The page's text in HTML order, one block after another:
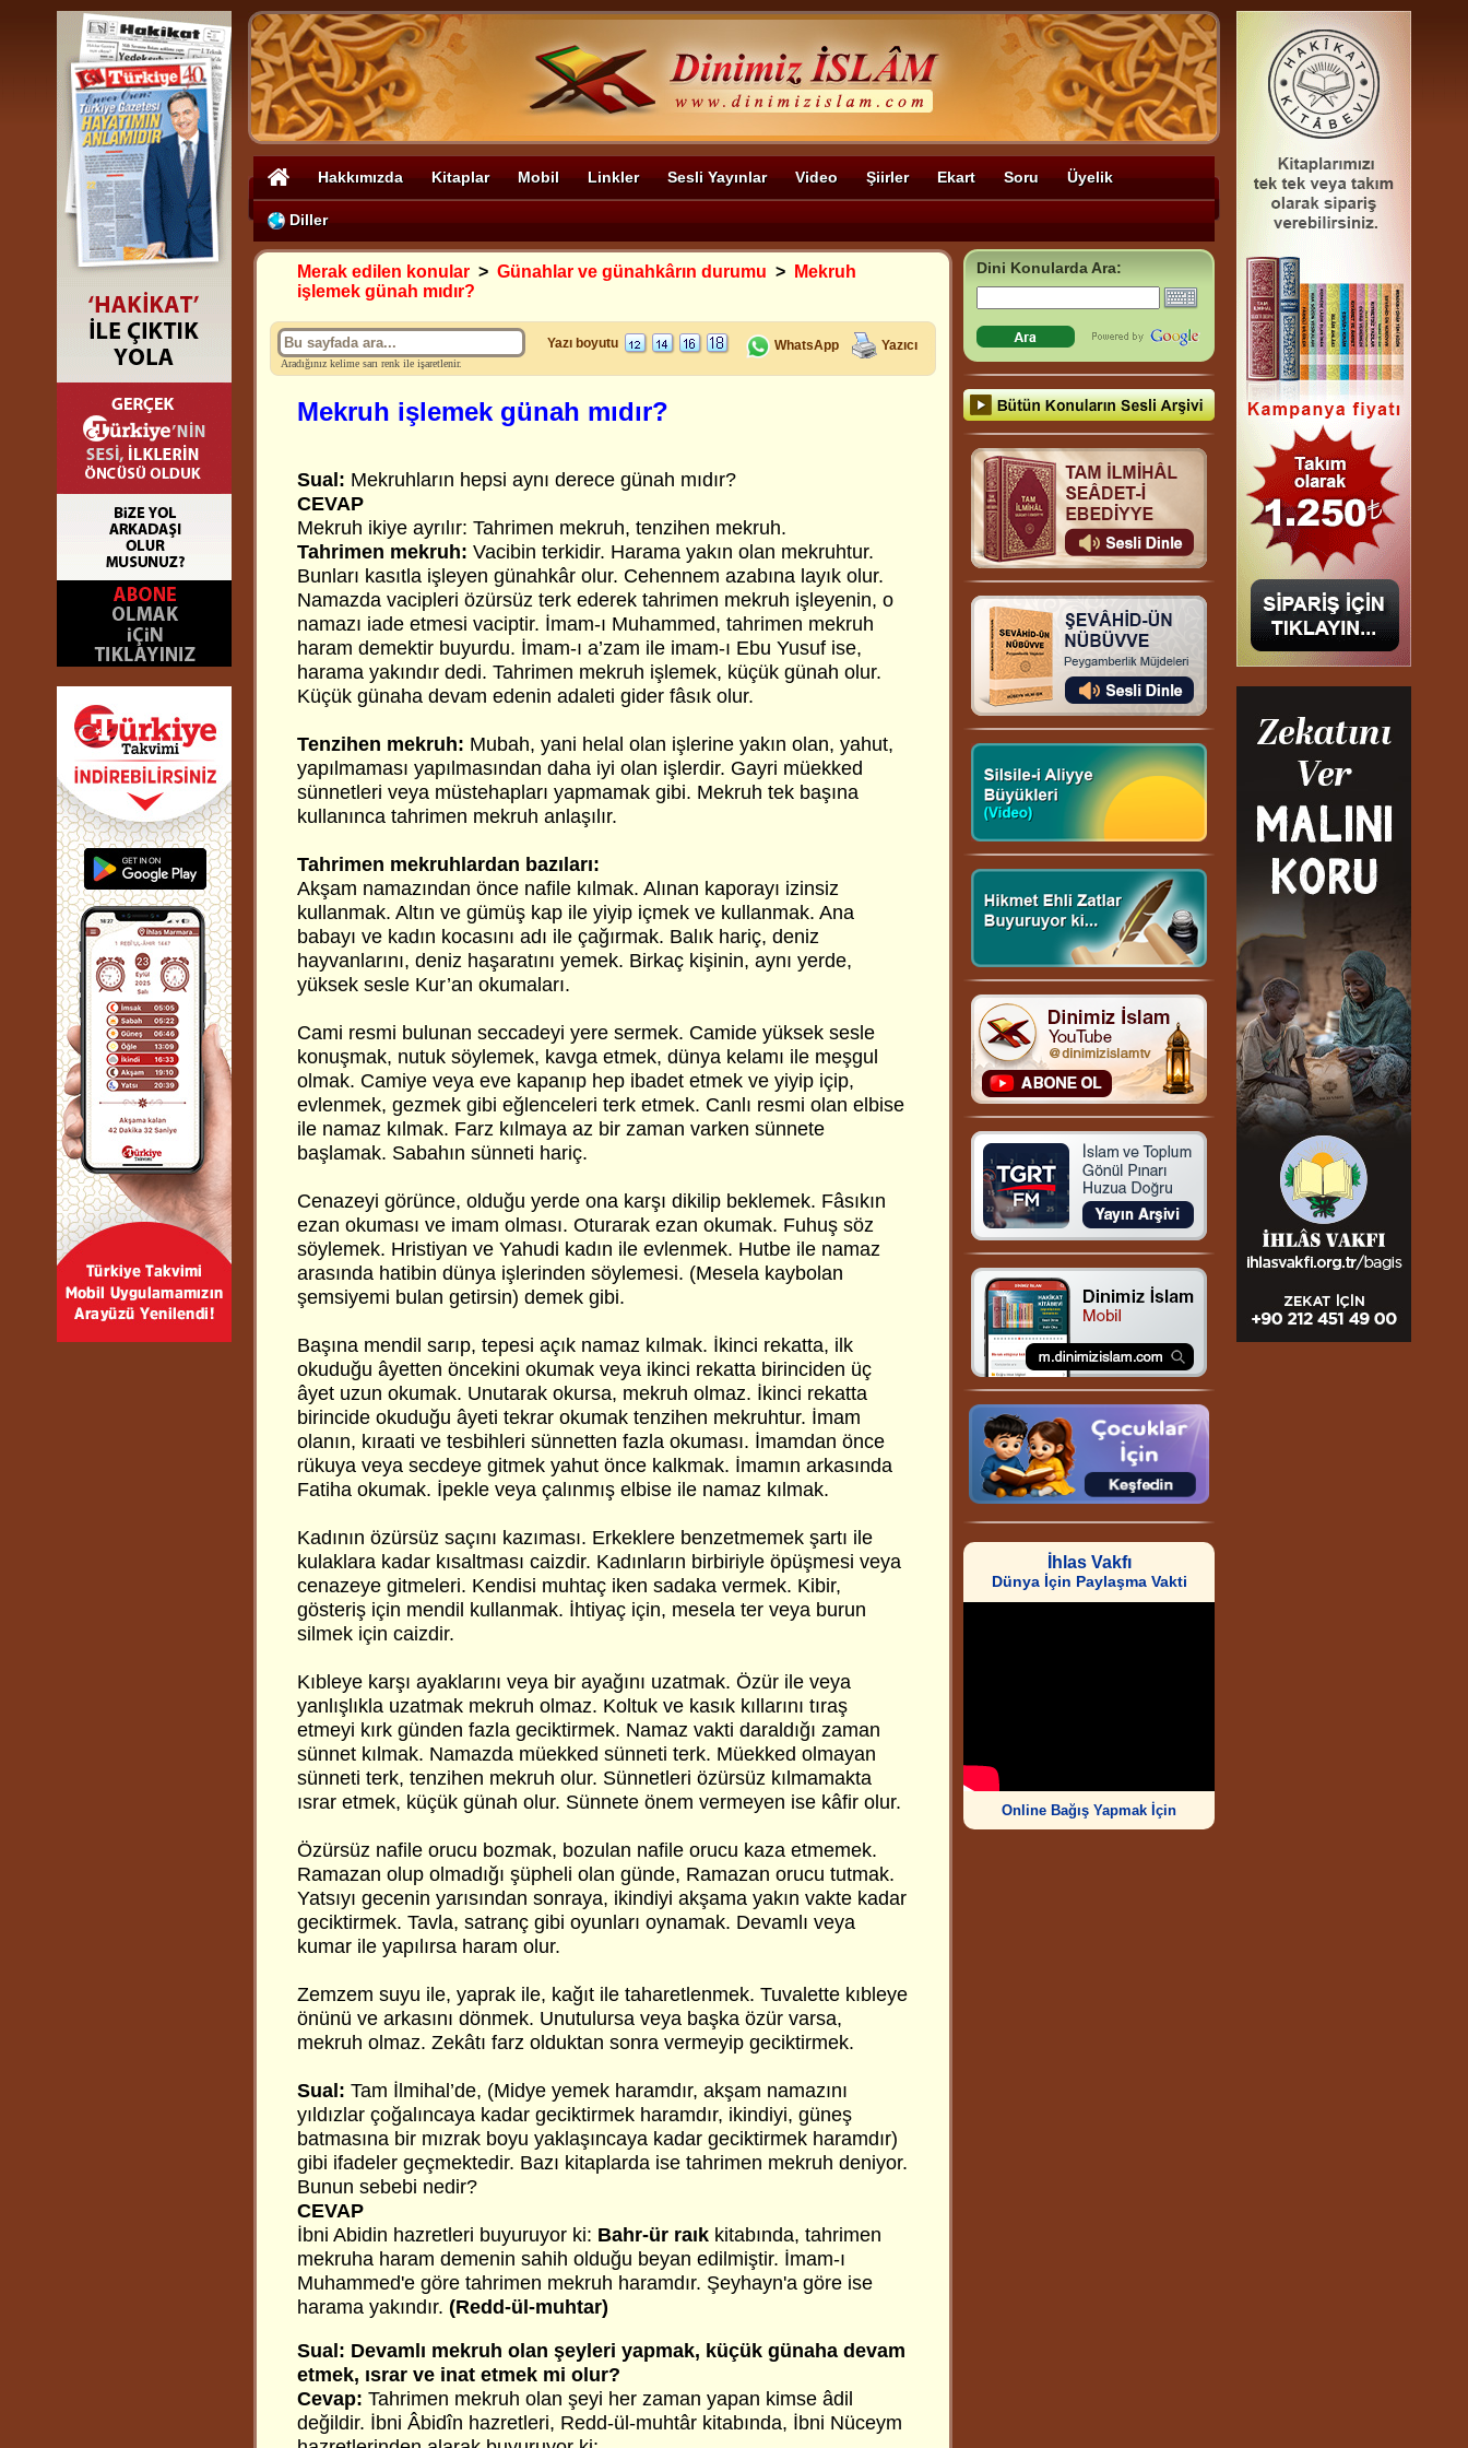
Hakkımızda Kitaplar Mobil Linkler Sesli Yayınlar Video Şiirler Ekart Soru Üyelik
Diller
Merak edilen konular > Günahlar ve günahkârın durumu >
Mekruh
işlemek günah mıdır?
Aradığınız kelime sarı renk ile işaretlenir.
Yazı boyutu WhatsApp Yazıcı
Mekruh işlemek günah mıdır?
Sual: Mekruhların hepsi aynı derece günah mıdır?
CEVAP
Mekruh ikiye ayrılır: Tahrimen mekruh, tenzihen mekruh.
Tahrimen mekruh: Vacibin terkidir. Harama yakın olan mekruhtur.
Bunları kasıtla işleyen günahkâr olur. Cehennem azabına layık olur.
Namazda vacipleri özürsüz terk ederek tahrimen mekruh işleyenin, o
namazı iade etmesi vaciptir. İmam-ı Muhammed, tahrimen mekruh
haram demektir buyurdu. İmam-ı a’zam ile imam-ı Ebu Yusuf ise,
harama yakındır dedi. Tahrimen mekruh işlemek, küçük günah olur.
Küçük günaha devam edenin adaleti gider fâsık olur.
Tenzihen mekruh: Mubah, yani helal olan işlerine yakın olan, yahut,
yapılmaması yapılmasından daha iyi olan işlerdir. Gayri müekked
sünnetleri veya müstehapları yapmamak gibi. Mekruh tek başına
kullanınca tahrimen mekruh anlaşılır.
Tahrimen mekruhlardan bazıları:
Akşam namazından önce nafile kılmak. Alınan kaporayı izinsiz
kullanmak. Altın ve gümüş kap ile yiyip içmek ve kullanmak. Ana
babayı ve kadın kocasını adı ile çağırmak. Balık hariç, deniz
hayvanlarını, deniz haşaratını yemek. Birkaç kişinin, aynı yerde,
yüksek sesle Kur’an okumaları.
Cami resmi bulunan seccadeyi yere sermek. Camide yüksek sesle
konuşmak, nutuk söylemek, kavga etmek, dünya kelamı ile meşgul
olmak. Camiye veya eve kapanıp hep ibadet etmek ve yiyip içip,
evlenmek, gezmek gibi eğlenceleri terk etmek. Canlı resmi olan elbise
ile namaz kılmak. Farz kılmaya az bir zaman varken sünnete
başlamak. Sabahın sünneti hariç.
Cenazeyi görünce, olduğu yerde ona karşı dikilip beklemek. Fâsıkın
ezan okuması ve imam olması. Oturarak ezan okumak. Fuhuş söz
söylemek. Hristiyan ve Yahudi kadın ile evlenmek. Hutbe ile namaz
arasında hatibin dünya işlerinden söylemesi. (Mesela kaybolan
şemsiyemi bulan getirsin) demek gibi.
Başına mendil sarıp, tepesi açık namaz kılmak. İkinci rekatta, ilk
okuduğu âyetten öncekini okumak veya ikinci rekatta birinciden üç
âyet uzun okumak. Unutarak okursa, mekruh olmaz. İkinci rekatta
birincide okuduğu âyeti tekrar okumak tenzihen mekruhtur. İmam
olanın, kıraati ve tesbihleri sünnetten fazla okuması. İmamdan önce
rükuya veya secdeye gitmek yahut önce kalkmak. İmamın arkasında
Fatiha okumak. İpekle veya çalınmış elbise ile namaz kılmak.
Kadının özürsüz saçını kazıması. Erkeklere benzetmemek şartı ile
kulaklara kadar kısaltması caizdir. Kadınların birbiriyle öpüşmesi veya
cenazeye gitmeleri. Kendisi muhtaç iken sadaka vermek. Kibir,
gösteriş için mendil kullanmak. İhtiyaç için, mesela ter veya burun
silmek için caizdir.
Kıbleye karşı ayaklarını veya bir ayağını uzatmak. Özür ile veya
yanlışlıkla uzatmak mekruh olmaz. Koltuk ve kasık kıllarını tıraş
etmeyi kırk günden fazla geciktirmek. Namaz vakti daraldığı zaman
sünnet kılmak. Namazda müekked sünneti terk. Müekked olmayan
sünneti terk, tenzihen mekruh olur. Sünnetleri özürsüz kılmamakta
ısrar etmek, küçük günah olur. Sünnete önem vermeyen ise kâfir olur.
Özürsüz nafile orucu bozmak, bozulan nafile orucu kaza etmemek.
Ramazan olup olmadığı şüpheli olan günde, Ramazan orucu tutmak.
Yatsıyı gecenin yarısından sonraya, ikindiyi akşama yakın vakte kadar
geciktirmek. Tavla, satranç gibi oyunları oynamak. Devamlı veya
kumar ile yapılırsa haram olur.
Zemzem suyu ile, yaprak ile, kağıt ile taharetlenmek. Tuvalette kıbleye
önünü ve arkasını dönmek. Unutulursa veya başka özür varsa,
mekruh olmaz. Zekâtı farz olduktan sonra vermeyip geciktirmek.
Sual: Tam İlmihal’de, (Midye yemek haramdır, akşam namazını
yıldızlar çoğalıncaya kadar geciktirmek haramdır, ikindiyi, güneş
batmasına bir mızrak boyu yaklaşıncaya kadar geciktirmek haramdır)
gibi ifadeler geçmektedir. Bazı kitaplarda ise tahrimen mekruh deniyor.
Bunun sebebi nedir?
CEVAP
İbni Abidin hazretleri buyuruyor ki: Bahr-ür raık kitabında, tahrimen
mekruha haram demenin sahih olduğu beyan edilmiştir. İmam-ı
Muhammed'e göre tahrimen mekruh haramdır. Şeyhayn'a göre ise
harama yakındır. (Redd-ül-muhtar)
Sual: Devamlı mekruh olan şeyleri yapmak, küçük günaha devam
etmek, ısrar ve inat etmek mi olur?
Cevap: Tahrimen mekruh olan şeyi her zaman yapan kimse âdil
değildir. İbni Âbidîn hazretleri, Redd-ül-muhtâr kitabında, İbni Nüceym
Dini Konularda Ara:
İhlas Vakfı
Dünya İçin Paylaşma Vakti
Online Bağış Yapmak İçin